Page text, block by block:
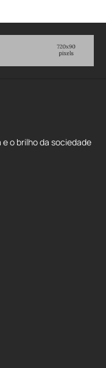
o brilho da sociedade